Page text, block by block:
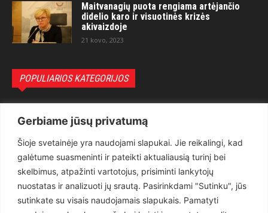
Gerbiame jūsų privatumą
Šioje svetainėje yra naudojami slapukai. Jie reikalingi, kad
galėtume suasmeninti ir pateikti aktualiausią turinį bei
skelbimus, atpažinti vartotojus, prisiminti lankytojų
nuostatas ir analizuoti jų srautą. Pasirinkdami "Sutinku", jūs
sutinkate su visais naudojamais slapukais. Pamatyti
Maitvanagių puota rengiama artėjančio
didelio karo ir visuotinės krizės
akivaizdoje
21 kovo, 2023
POPULIARIOS KATEGORIJOS
Teisėsauga
1497
Aktualu
Lietuva
619
Pasaulis